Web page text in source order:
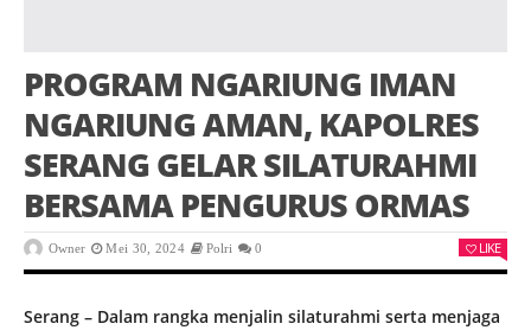
PROGRAM NGARIUNG IMAN
NGARIUNG AMAN, KAPOLRES
SERANG GELAR SILATURAHMI
BERSAMA PENGURUS ORMAS
Owner Mei 30, 2024 Polri 0 LIKE
Serang – Dalam rangka menjalin silaturahmi serta menjaga